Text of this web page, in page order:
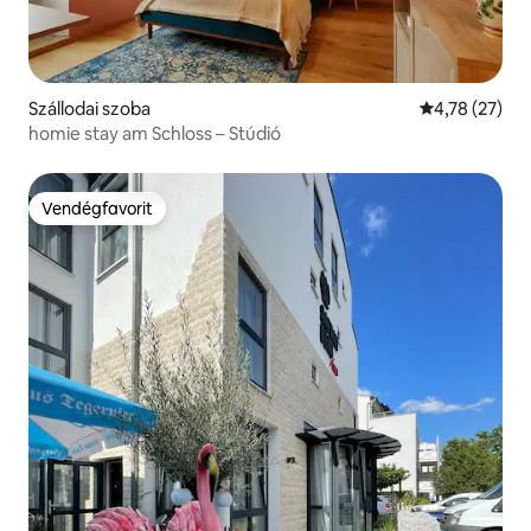
Szállodai szoba Átlagos
4,78 (27)
homie stay am Schloss – Stúdió
Vendégfavorit
Vendégfavorit